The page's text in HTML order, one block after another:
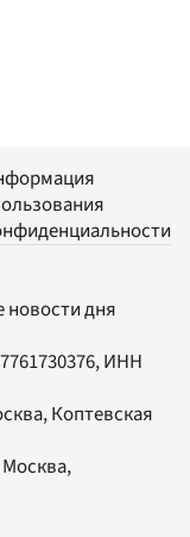
новости дня
ИНН
Коптевская
Москва,